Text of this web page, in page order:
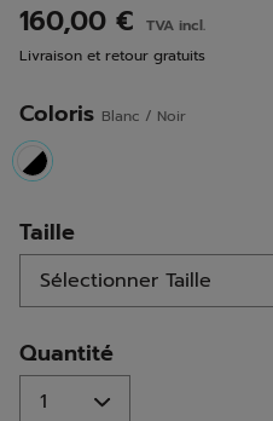
notation.
Lien
sur
même
page.
160,00 €
TVA incl.
Livraison et retour gratuits
Coloris Blanc / Noir
selected
Taille
Quantité